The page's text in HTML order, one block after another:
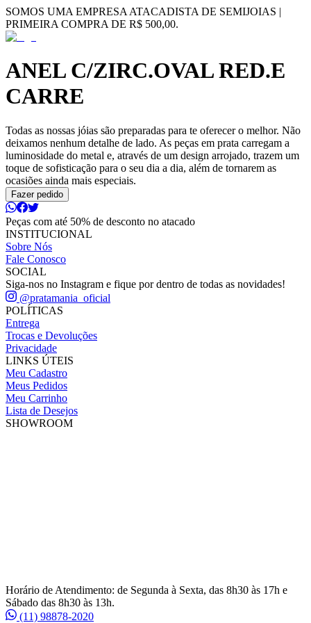
SOMOS UMA EMPRESA ATACADISTA DE SEMIJOIAS |
PRIMEIRA COMPRA DE R$ 500,00.
ANEL C/ZIRC.OVAL RED.E
CARRE
Todas as nossas jóias são preparadas para te oferecer o melhor. Não
deixamos nenhum detalhe de lado. As peças em prata carregam a
luminosidade do metal e, através de um design arrojado, trazem um
toque de sofisticação para o seu dia a dia, além de tornarem as
ocasiões ainda mais especiais.
Fazer pedido
Peças com até 50% de desconto no atacado
INSTITUCIONAL
Sobre Nós
Fale Conosco
SOCIAL
Siga-nos no Instagram e fique por dentro de todas as novidades!
@pratamania_oficial
POLÍTICAS
Entrega
Trocas e Devoluções
Privacidade
LINKS ÚTEIS
Meu Cadastro
Meus Pedidos
Meu Carrinho
Lista de Desejos
SHOWROOM
Horário de Atendimento: de Segunda à Sexta, das 8h30 às 17h e
Sábado das 8h30 às 13h.
(11) 98878-2020